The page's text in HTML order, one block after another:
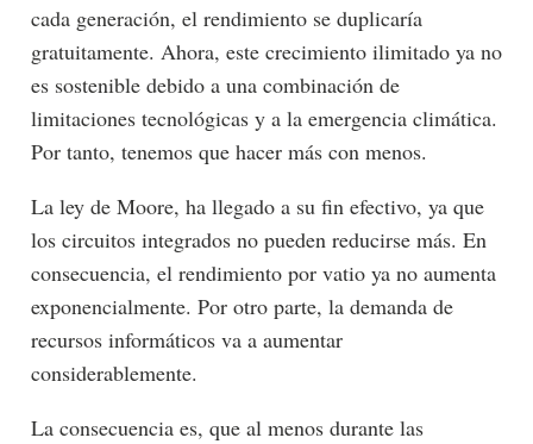
cada generación, el rendimiento se duplicaría
gratuitamente. Ahora, este crecimiento ilimitado ya no
es sostenible debido a una combinación de
limitaciones tecnológicas y a la emergencia climática.
Por tanto, tenemos que hacer más con menos.
La ley de Moore, ha llegado a su fin efectivo, ya que
los circuitos integrados no pueden reducirse más. En
consecuencia, el rendimiento por vatio ya no aumenta
exponencialmente. Por otro parte, la demanda de
recursos informáticos va a aumentar
considerablemente.
La consecuencia es, que al menos durante las